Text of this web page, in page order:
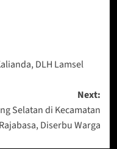
DLH Lamsel
Next:
Selatan di Kecamatan
Rajabasa, Diserbu Warga